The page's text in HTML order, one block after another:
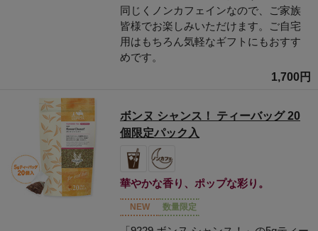
同じくノンカフェインなので、ご家族
皆様でお楽しみいただけます。ご自宅
用はもちろん気軽なギフトにもおすす
めです。
1,700円
ボンヌ シャンス！ ティーバッグ 20
個限定パック入
華やかな香り、ポップな彩り。
NEW 数量限定